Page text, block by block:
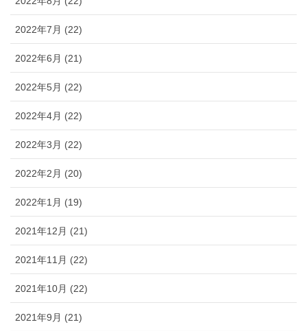
2022年7月 (22)
2022年6月 (21)
2022年5月 (22)
2022年4月 (22)
2022年3月 (22)
2022年2月 (20)
2022年1月 (19)
2021年12月 (21)
2021年11月 (22)
2021年10月 (22)
2021年9月 (21)